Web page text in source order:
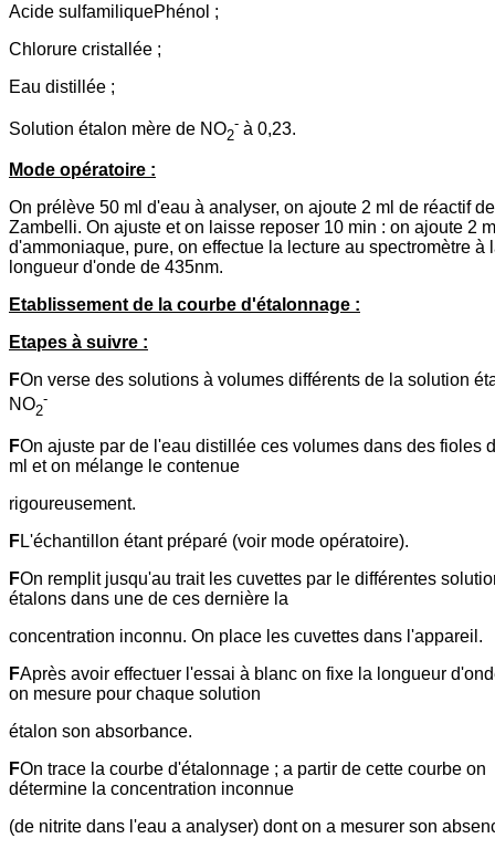
Acide sulfamiliquePhénol ;
Chlorure cristallée ;
Eau distillée ;
Solution étalon mère de NO2
- à 0,23.
Mode opératoire :
On prélève 50 ml d'eau à analyser, on ajoute 2 ml de réactif de
Zambelli. On ajuste et on laisse reposer 10 min : on ajoute 2
d'ammoniaque, pure, on effectue la lecture au spectromètre à
longueur d'onde de 435nm.
Etablissement de la courbe d'étalonnage :
Etapes à suivre :
FOn verse des solutions à volumes différents de la solution
NO2
-
FOn ajuste par de l'eau distillée ces volumes dans des fioles
ml et on mélange le contenue
rigoureusement.
FL'échantillon étant préparé (voir mode opératoire).
FOn remplit jusqu'au trait les cuvettes par le différentes
étalons dans une de ces dernière la
concentration inconnu. On place les cuvettes dans l'appareil.
FAprès avoir effectuer l'essai à blanc on fixe la longueur
on mesure pour chaque solution
étalon son absorbance.
FOn trace la courbe d'étalonnage ; a partir de cette courbe on
détermine la concentration inconnue
(de nitrite dans l'eau a analyser) dont on a mesurer son